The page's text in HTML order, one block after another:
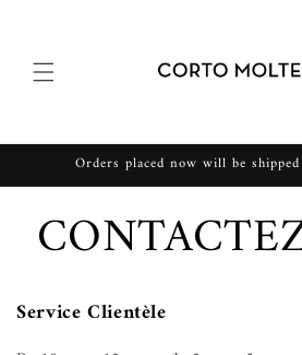
Orders placed now will be
Service Clientèle